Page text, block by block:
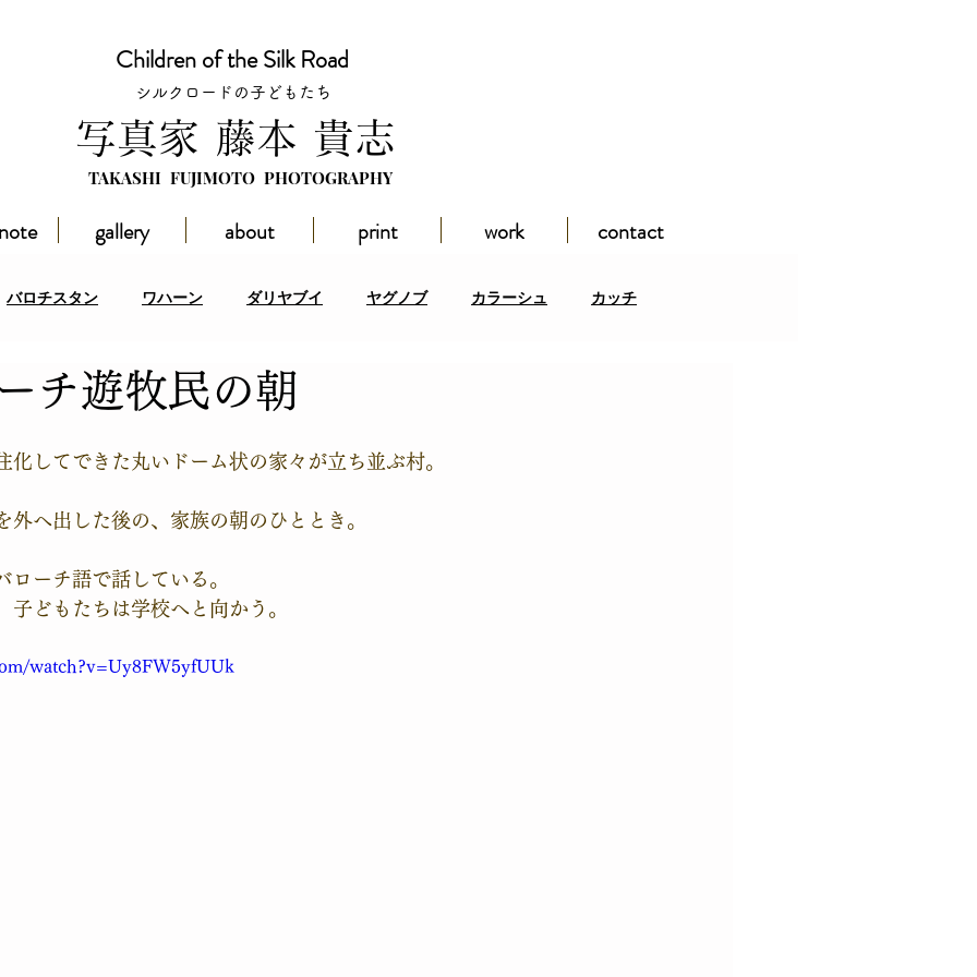
Children of the Silk Road
シルクロードの子どもたち
​写真家 藤本 貴志
TAKASHI FUJIMOTO PHOTOGRAPHY
gallery about print work contact
バロチスタン ワハーン ダリヤブイ ヤグノブ カラーシュ カッチ
タン ハドラマウト その他の地域
チ遊牧民の朝
化してできた丸いドーム状の家々が立ち並ぶ村。
外へ出した後の、家族の朝のひととき。
ローチ語で話している。
子どもたちは学校へと向かう。
watch?v=Uy8FW5yfUUk